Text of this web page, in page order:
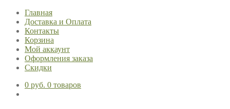
Главная
Доставка и Оплата
Контакты
Корзина
Мой аккаунт
Оформления заказа
Скидки
0 руб. 0 товаров